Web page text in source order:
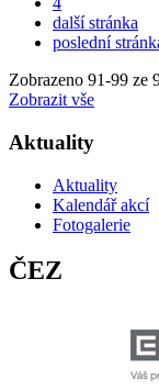
další stránka
poslední
Zobrazeno 91-99 ze
Zobrazit vše
Aktuality
Aktuality
Kalendář akcí
Fotogalerie
ČEZ